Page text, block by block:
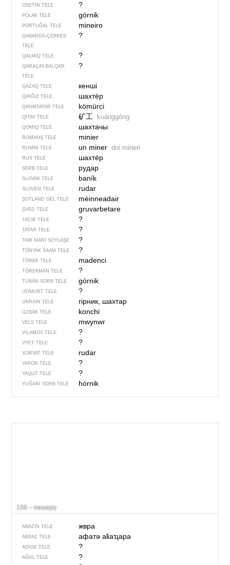
OSETIN TELE ?
POLAK TELE górnik
PORTUĞAL TELE mineiro
QABARDA-ÇERKES
TELE
?
QALMIQ TELE ?
QARAÇAY-BALQAR
TELE
?
QAZAQ TELE кенші
QIRĞIZ TELE шахтёр
QIRIMTATAR TELE kömürci
QITAY TELE 矿工 kuànggōng
QOMIQ TELE шахтачы
ROMANŞ TELE minier
RUMIN TELE un miner doi mineri
RUS TELE шахтёр
SERB TELE рудар
SLOVAK TELE baník
SLOVEN TELE rudar
ŞOTLAND GEL TELE mèinneadair
ŞVED TELE gruvarbetare
TACIK TELE ?
TATAR TELE ?
TAW MARI SÖYLÄŞE ?
TÖNYAK SAAM TELE ?
TÖREK TELE madenci
TÖREKMÄN TELE ?
TÜBÄN SORB TELE górnik
UDMURT TELE ?
UKRAIN TELE гірник, шахтар
ÜZBÄK TELE konchi
VELS TELE mwynwr
VILAMOV TELE ?
VYET TELE ?
XORVAT TELE rudar
YAPON TELE ?
YAQUT TELE ?
YUĞARI SORB TELE hórnik
159 – пешерү
ABAZIN TELE жвра
ABXAZ TELE афатә аҟаҵара
ADIGE TELE ?
AĞUL TELE ?